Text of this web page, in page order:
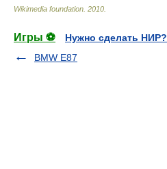
Wikimedia foundation 2010
Игры ⚽
Нужно сделать НИР?
BMW E87